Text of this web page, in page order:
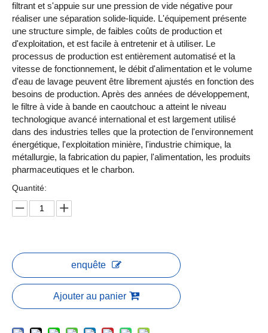
filtrant et s'appuie sur une pression de vide négative pour
réaliser une séparation solide-liquide. L'équipement présente
une structure simple, de faibles coûts de production et
d'exploitation, et est facile à entretenir et à utiliser. Le
processus de production est entièrement automatisé et la
vitesse de fonctionnement, le débit d'alimentation et le volume
d'eau de lavage peuvent être librement ajustés en fonction des
besoins de production. Après des années de développement,
le filtre à vide à bande en caoutchouc a atteint le niveau
technologique avancé international et est largement utilisé
dans des industries telles que la protection de l'environnement
énergétique, l'exploitation minière, l'industrie chimique, la
métallurgie, la fabrication du papier, l'alimentation, les produits
pharmaceutiques et le charbon.
Quantité:
enquête
Ajouter au panier